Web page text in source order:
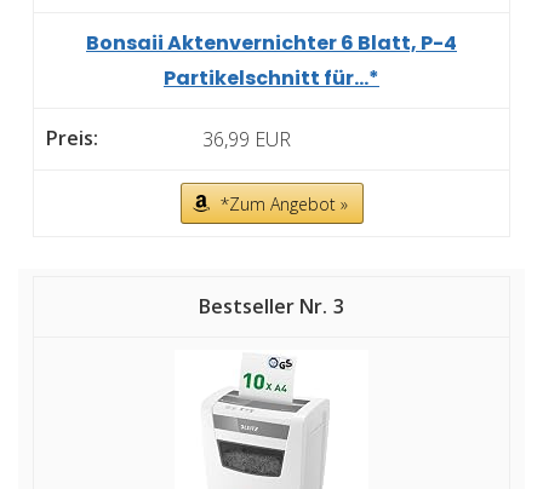
Bonsaii Aktenvernichter 6 Blatt, P-4
Partikelschnitt für...*
36,99 EUR
*Zum Angebot »
3